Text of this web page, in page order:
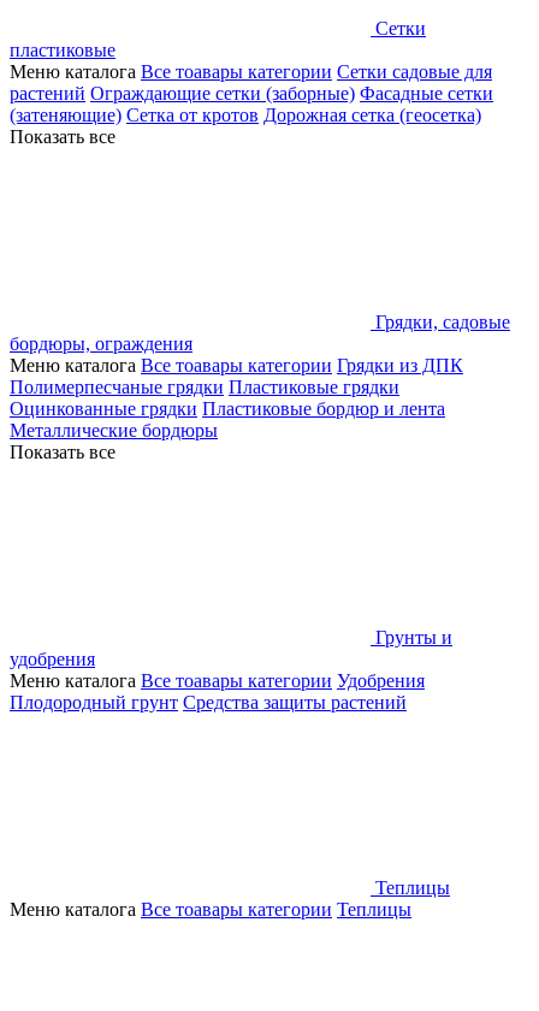
Сетки
пластиковые
Меню каталога Все тоавары категории Сетки садовые для
растений Ограждающие сетки (заборные) Фасадные сетки
(затеняющие) Сетка от кротов Дорожная сетка (геосетка)
Показать все
Грядки, садовые
бордюры, ограждения
Меню каталога Все тоавары категории Грядки из ДПК
Полимерпесчаные грядки Пластиковые грядки
Оцинкованные грядки Пластиковые бордюр и лента
Металлические бордюры
Показать все
Грунты и
удобрения
Меню каталога Все тоавары категории Удобрения
Плодородный грунт Средства защиты растений
Теплицы
Меню каталога Все тоавары категории Теплицы